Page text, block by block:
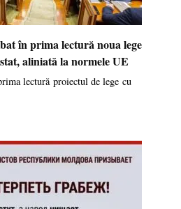
în prima lectură noua lege
aliniată la normele UE
lectură proiectul de lege cu